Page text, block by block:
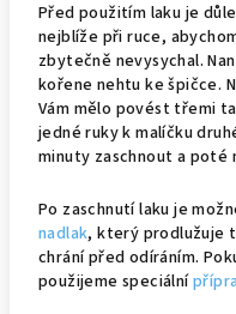
Před použitím laku je
nejblíže při ruce,
zbytečně nevysychal.
kořene nehtu ke špičce.
Vám mělo povést třemi
jedné ruky k malíčku
minuty zaschnout a poté
Po zaschnutí laku je
nadlak, který prodlužuje
chrání před odíráním.
použijeme speciální